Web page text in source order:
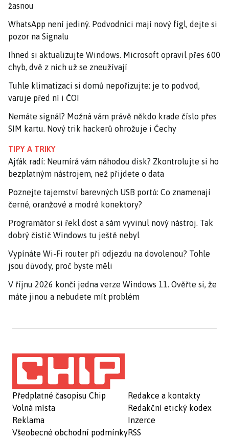
žasnou
WhatsApp není jediný. Podvodníci mají nový fígl, dejte si
pozor na Signalu
Ihned si aktualizujte Windows. Microsoft opravil přes 600
chyb, dvě z nich už se zneužívají
Tuhle klimatizaci si domů nepořizujte: je to podvod,
varuje před ní i ČOI
Nemáte signál? Možná vám právě někdo krade číslo přes
SIM kartu. Nový trik hackerů ohrožuje i Čechy
TIPY A TRIKY
Ajťák radí: Neumírá vám náhodou disk? Zkontrolujte si ho
bezplatným nástrojem, než přijdete o data
Poznejte tajemství barevných USB portů: Co znamenají
černé, oranžové a modré konektory?
Programátor si řekl dost a sám vyvinul nový nástroj. Tak
dobrý čistič Windows tu ještě nebyl
Vypínáte Wi-Fi router při odjezdu na dovolenou? Tohle
jsou důvody, proč byste měli
V říjnu 2026 končí jedna verze Windows 11. Ověřte si, že
máte jinou a nebudete mít problém
Předplatné časopisu Chip
Volná místa
Reklama
Všeobecné obchodní podmínky
Redakce a kontakty
Redakční etický kodex
Inzerce
RSS